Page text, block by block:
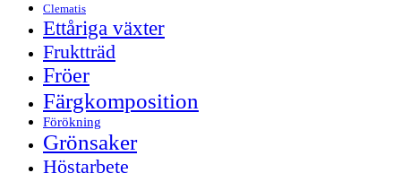
Clematis
Ettåriga växter
Fruktträd
Fröer
Färgkomposition
Förökning
Grönsaker
Höstarbete